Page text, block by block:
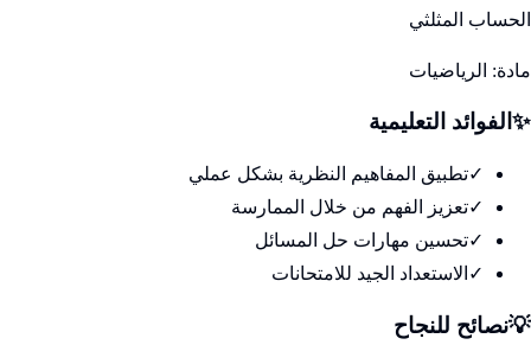
الحساب المثلثي
مادة: الرياضيات
✨ الفوائد التعليمية
✓تطبيق المفاهيم النظرية بشكل عملي
✓تعزيز الفهم من خلال الممارسة
✓تحسين مهارات حل المسائل
✓ الاستعداد الجيد للامتحانات
💡نصائح للنجاح